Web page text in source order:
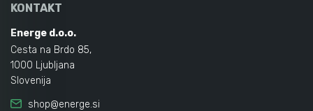
KONTAKT
Energe d.o.o.
Cesta na Brdo 85,
1000 Ljubljana
Slovenija
shop@energe.si